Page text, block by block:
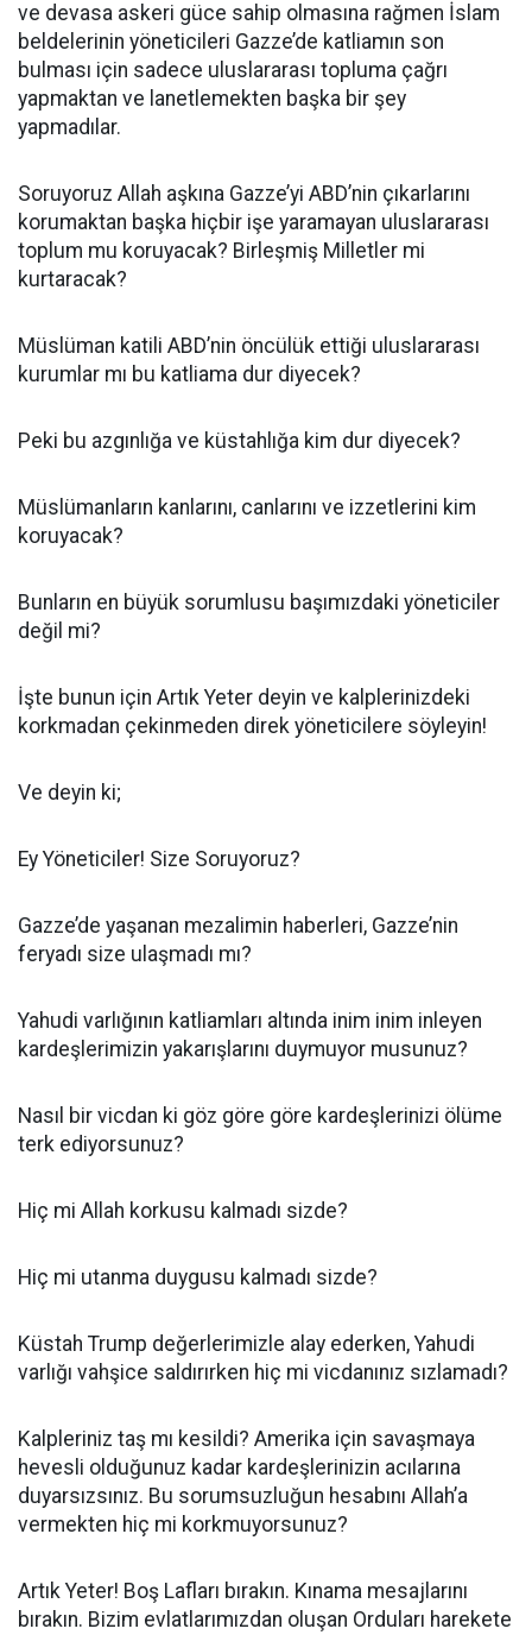
ve devasa askeri güce sahip olmasına rağmen İslam
beldelerinin yöneticileri Gazze’de katliamın son
bulması için sadece uluslararası topluma çağrı
yapmaktan ve lanetlemekten başka bir şey
yapmadılar.
Soruyoruz Allah aşkına Gazze’yi ABD’nin çıkarlarını
korumaktan başka hiçbir işe yaramayan uluslararası
toplum mu koruyacak? Birleşmiş Milletler mi
kurtaracak?
Müslüman katili ABD’nin öncülük ettiği uluslararası
kurumlar mı bu katliama dur diyecek?
Peki bu azgınlığa ve küstahlığa kim dur diyecek?
Müslümanların kanlarını, canlarını ve izzetlerini kim
koruyacak?
Bunların en büyük sorumlusu başımızdaki yöneticiler
değil mi?
İşte bunun için Artık Yeter deyin ve kalplerinizdeki
korkmadan çekinmeden direk yöneticilere söyleyin!
Ve deyin ki;
Ey Yöneticiler! Size Soruyoruz?
Gazze’de yaşanan mezalimin haberleri, Gazze’nin
feryadı size ulaşmadı mı?
Yahudi varlığının katliamları altında inim inim inleyen
kardeşlerimizin yakarışlarını duymuyor musunuz?
Nasıl bir vicdan ki göz göre göre kardeşlerinizi ölüme
terk ediyorsunuz?
Hiç mi Allah korkusu kalmadı sizde?
Hiç mi utanma duygusu kalmadı sizde?
Küstah Trump değerlerimizle alay ederken, Yahudi
varlığı vahşice saldırırken hiç mi vicdanınız sızlamadı?
Kalpleriniz taş mı kesildi? Amerika için savaşmaya
hevesli olduğunuz kadar kardeşlerinizin acılarına
duyarsızsınız. Bu sorumsuzluğun hesabını Allah’a
vermekten hiç mi korkmuyorsunuz?
Artık Yeter! Boş Lafları bırakın. Kınama mesajlarını
bırakın. Bizim evlatlarımızdan oluşan Orduları harekete